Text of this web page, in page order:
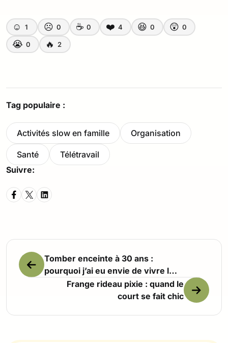
☺️ 1 ☹️ 0 ☕ 0 ❤️ 4 😆 0 😲 0
😭 0 🔥 2
Tag populaire :
Activités slow en famille Organisation
Santé
Télétravail
Suivre:
Tomber enceinte à 30 ans :
pourquoi j’ai eu envie de vivre la
saison suivante de ma vie
Frange rideau pixie : quand le
court se fait chic